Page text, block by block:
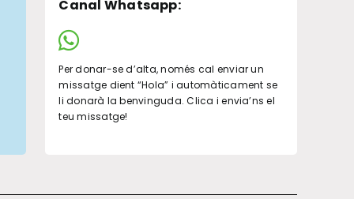
Canal Whatsapp:
Per donar-se d’alta, només cal enviar un
missatge dient “Hola” i automàticament se
li donarà la benvinguda. Clica i envia’ns el
teu missatge!